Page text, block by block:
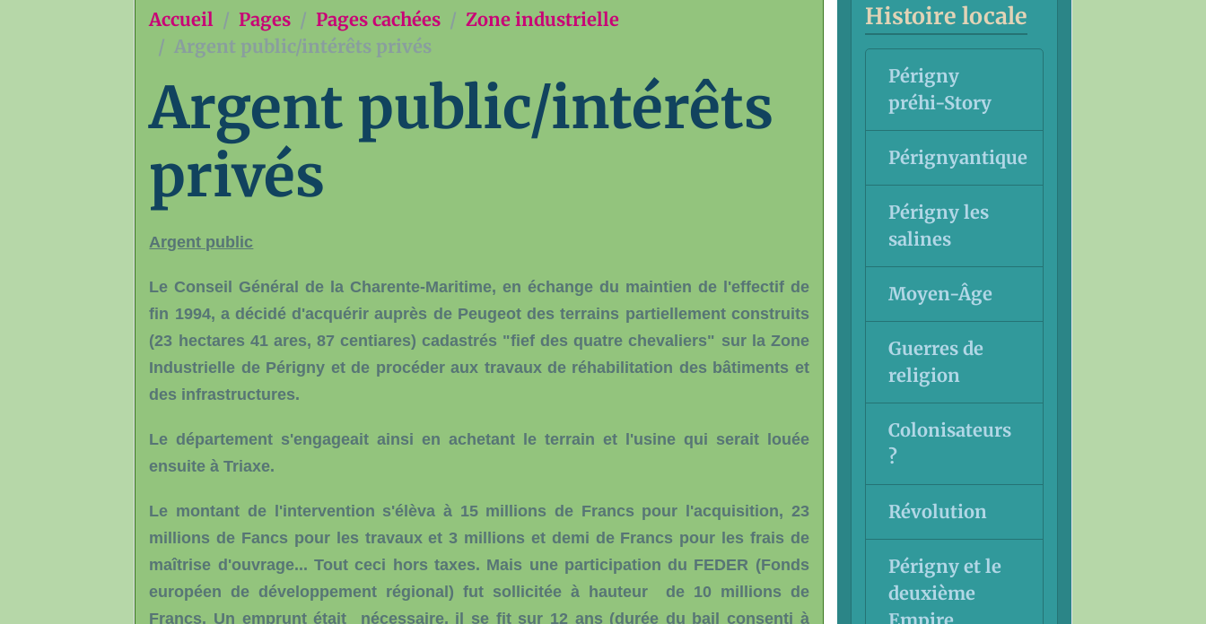
Accueil Pages Pages cachées
Zone industrielle
Argent public/intérêts privés
Argent public/intérêts
privés
Argent public
Le Conseil Général de la Charente-Maritime, en échange du maintien de l'effectif de
fin 1994, a décidé d'acquérir auprès de Peugeot des terrains partiellement construits
(23 hectares 41 ares, 87 centiares) cadastrés "fief des quatre chevaliers" sur la Zone
Industrielle de Périgny et de procéder aux travaux de réhabilitation des bâtiments et
des infrastructures.
Le département s'engageait ainsi en achetant le terrain et l'usine qui serait louée
ensuite à Triaxe.
Le montant de l'intervention s'élèva à 15 millions de Francs pour l'acquisition, 23
millions de Fancs pour les travaux et 3 millions et demi de Francs pour les frais de
maîtrise d'ouvrage... Tout ceci hors taxes. Mais une participation du FEDER (Fonds
européen de développement régional) fut sollicitée à hauteur de 10 millions de
Francs. Un emprunt était nécessaire, il se fit sur 12 ans (durée du bail consenti à
Histoire locale
Périgny
préhi-Story
Pérignyantique
Périgny les
salines
Moyen-Âge
Guerres de
religion
Colonisateurs
?
Révolution
Périgny et le
deuxième
Empire